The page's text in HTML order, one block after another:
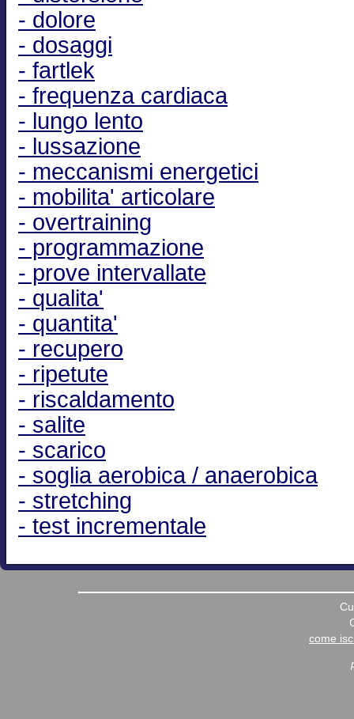
- dolore
- dosaggi
- fartlek
- frequenza cardiaca
- lungo lento
- lussazione
- meccanismi energetici
- mobilita' articolare
- overtraining
- programmazione
- prove intervallate
- qualita'
- quantita'
- recupero
- ripetute
- riscaldamento
- salite
- scarico
- soglia aerobica / anaerobica
- stretching
- test incrementale
come